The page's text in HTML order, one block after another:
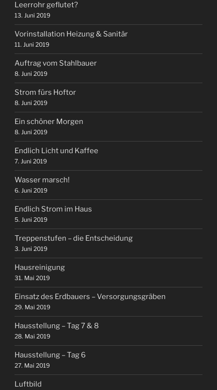
Leerrohr geflutet?
13. Juni 2019
Vorinstallation Heizung & Sanitär
11. Juni 2019
Auftrag vom Stahlbauer
8. Juni 2019
Strom fürs Hoftor
8. Juni 2019
Ein schöner Morgen
8. Juni 2019
Endlich Licht und Kaffee
7. Juni 2019
Wasser marsch!
6. Juni 2019
Endlich Strom im Haus
5. Juni 2019
Treppenstufen – die Entscheidung
3. Juni 2019
Hausreinigung
31. Mai 2019
Einsatz des Erdbauers – Versorgungsgräben
29. Mai 2019
Hausstellung – Tag 7 & 8
28. Mai 2019
Hausstellung – Tag 6
27. Mai 2019
Luftbild